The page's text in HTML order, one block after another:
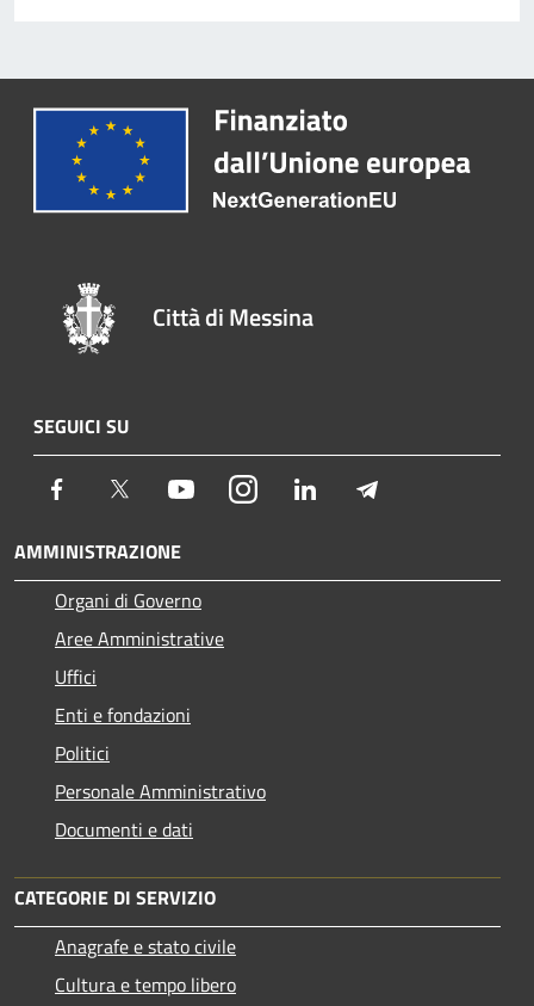
Città di Messina
SEGUICI SU
Facebook Twitter YoutubeInstagram LinkedIn
AMMINISTRAZIONE
Organi di Governo
Aree Amministrative
Uffici
Enti e fondazioni
Politici
Personale Amministrativo
Documenti e dati
CATEGORIE DI SERVIZIO
Anagrafe e stato civile
Cultura e tempo libero